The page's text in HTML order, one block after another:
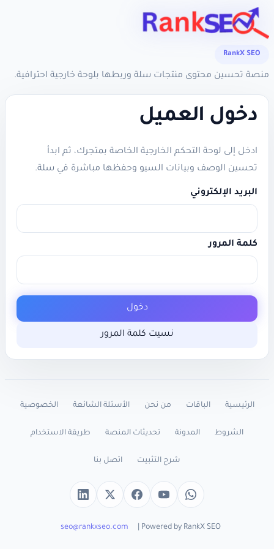
RankX SEO
منصة تحسين محتوى منتجات سلة وربطها بلوحة خارجية احترافية.
دخول العميل
ادخل إلى لوحة التحكم الخارجية الخاصة بمتجرك، ثم ابدأ
تحسين الوصف وبيانات السيو وحفظها مباشرة في سلة.
البريد الإلكتروني
كلمة المرور
دخول
نسيت كلمة المرور
الرئيسية الباقات من نحن الأسئلة الشائعة الخصوصية
الشروط المدونة تحديثات المنصة طريقة الاستخدام
شرح التثبيت اتصل بنا
واتسابYouTube
Facebook
X
LinkedIn
Powered by RankX SEO |
seo@rankxseo.com